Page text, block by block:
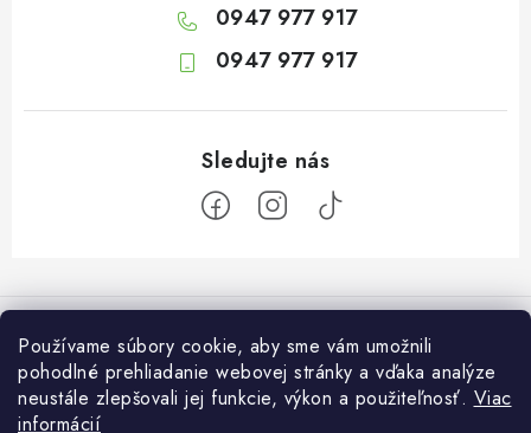
Používame súbory cookie, aby sme vám umožnili
pohodlné prehliadanie webovej stránky a vďaka analýze
neustále zlepšovali jej funkcie, výkon a použiteľnosť. Viac
informácií
0947 977 917
0947 977 917
á
O nás
Platba a dodanie
Otvaracie hodiny veľkosklad